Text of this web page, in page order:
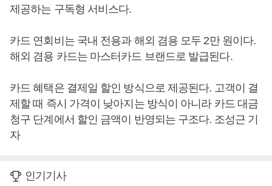
제공하는 구독형 서비스다.
카드 연회비는 국내 전용과 해외 겸용 모두 2만 원이다.
해외 겸용 카드는 마스터카드 브랜드로 발급된다.
카드 혜택은 결제일 할인 방식으로 제공된다. 고객이 결
제할 때 즉시 가격이 낮아지는 방식이 아니라 카드 대금
청구 단계에서 할인 금액이 반영되는 구조다. 조성근 기
자
인기기사